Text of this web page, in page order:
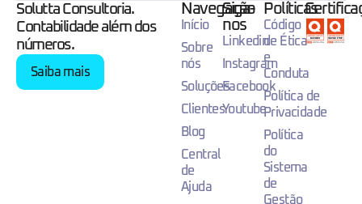
Solutta Consultoria.
Contabilidade além dos
números.
Saiba mais
Navegação
Início
Sobre
nós
Soluções
Clientes
Blog
Central
de
Ajuda
Siga-
nos
Linkedin
Instagram
Facebook
Youtube
Políticas
Código
de Ética
e
Conduta
Política de
Privacidade
Política
do
Sistema
de
Gestão